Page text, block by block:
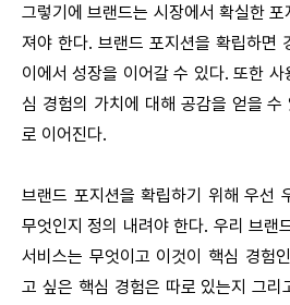
그렇기에 브랜드는 시장에서 확실한
져야 한다. 브랜드 포지션을 확립하면
이에서 성장을 이어갈 수 있다. 또한
심 경험의 가치에 대해 공감을 얻을
로 이어진다.
브랜드 포지션을 확립하기 위해 우선
무엇인지 정의 내려야 한다. 우리 브랜
서비스는 무엇이고 이것이 핵심 경험
고 싶은 핵심 경험은 따로 있는지 그리